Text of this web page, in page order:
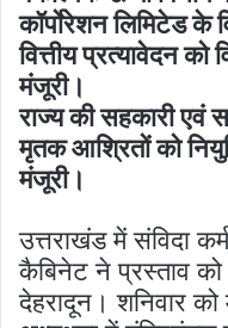
कॉर्पाेरेशन लिमिटेड के
वित्तीय प्रत्यावेदन
मंजूरी।
राज्य की सहकारी एवं
मृतक आश्रितों को
मंजूरी।
उत्तराखंड में संविदा
कैबिनेट ने प्रस्ताव को
देहरादून। शनिवार को